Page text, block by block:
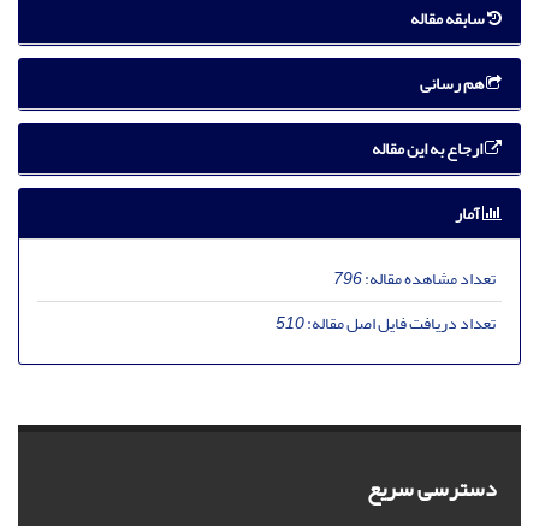
سابقه مقاله
هم رسانی
ارجاع به این مقاله
آمار
تعداد مشاهده مقاله:796
تعداد دریافت فایل اصل مقاله:510
دسترسی سریع